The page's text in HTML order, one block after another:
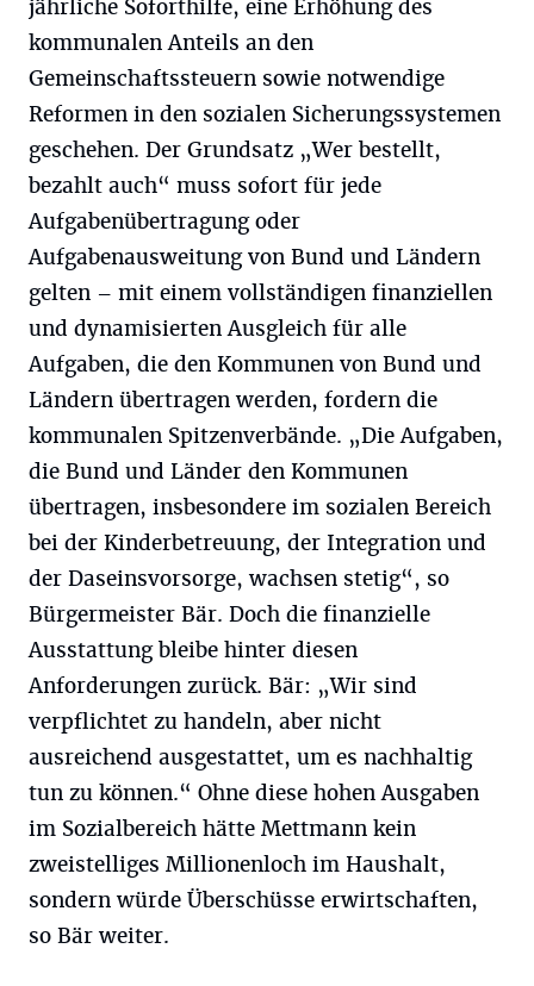
jährliche Soforthilfe, eine Erhöhung des
kommunalen Anteils an den
Gemeinschaftssteuern sowie notwendige
Reformen in den sozialen Sicherungssystemen
geschehen. Der Grundsatz „Wer bestellt,
bezahlt auch“ muss sofort für jede
Aufgabenübertragung oder
Aufgabenausweitung von Bund und Ländern
gelten – mit einem vollständigen finanziellen
und dynamisierten Ausgleich für alle
Aufgaben, die den Kommunen von Bund und
Ländern übertragen werden, fordern die
kommunalen Spitzenverbände. „Die Aufgaben,
die Bund und Länder den Kommunen
übertragen, insbesondere im sozialen Bereich
bei der Kinderbetreuung, der Integration und
der Daseinsvorsorge, wachsen stetig“, so
Bürgermeister Bär. Doch die finanzielle
Ausstattung bleibe hinter diesen
Anforderungen zurück. Bär: „Wir sind
verpflichtet zu handeln, aber nicht
ausreichend ausgestattet, um es nachhaltig
tun zu können.“ Ohne diese hohen Ausgaben
im Sozialbereich hätte Mettmann kein
zweistelliges Millionenloch im Haushalt,
sondern würde Überschüsse erwirtschaften,
so Bär weiter.